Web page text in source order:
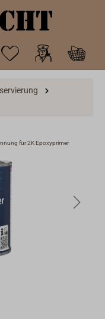
für 2K Epoxyprimer